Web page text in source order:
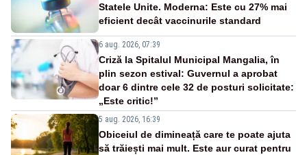
Statele Unite. Moderna: Este cu 27% mai
eficient decât vaccinurile standard
6 aug. 2026, 07:39
Criză la Spitalul Municipal Mangalia, în
plin sezon estival: Guvernul a aprobat
doar 6 dintre cele 32 de posturi solicitate:
„Este critic!”
5 aug. 2026, 16:39
Obiceiul de dimineață care te poate ajuta
să trăiești mai mult. Este aur curat pentru